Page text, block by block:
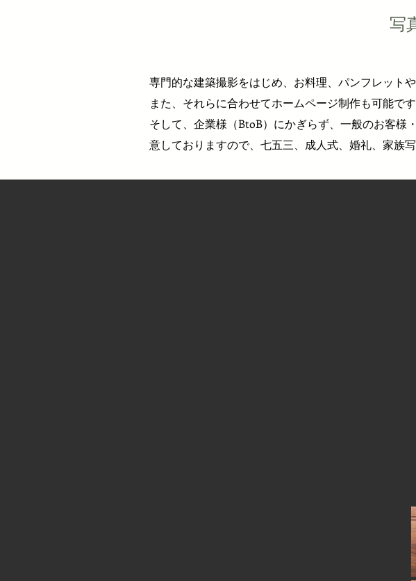
写
専門的な建築撮影をはじめ、お料理、パンフレット
また、それらに合わせてホームページ制作も可能で
そして、企業様（BtoB）にかぎらず、一般のお客様
意しておりますので、七五三、成人式、婚礼、家族